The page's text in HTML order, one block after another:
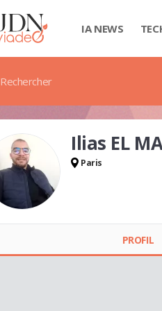
IA NEWS
Rechercher
Ilias EL
Paris
PROFIL